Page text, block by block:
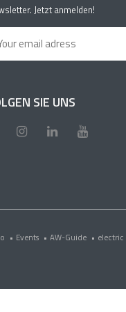
Jetzt anmelden!
SIE UNS
• Events • AW-Guide • electric